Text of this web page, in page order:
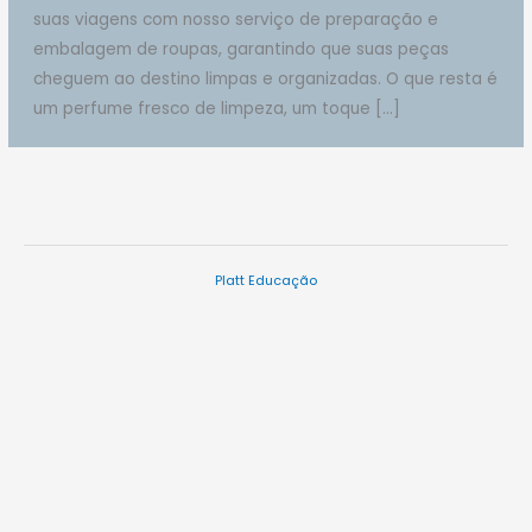
suas viagens com nosso serviço de preparação e
embalagem de roupas, garantindo que suas peças
cheguem ao destino limpas e organizadas. O que resta é
um perfume fresco de limpeza, um toque […]
Platt Educação